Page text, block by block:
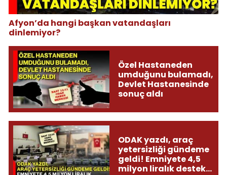
Afyon’da hangi başkan vatandaşları
dinlemiyor?
Özel Hastaneden
umduğunu bulamadı,
Devlet Hastanesinde
sonuç aldı
ODAK yazdı, araç
yetersizliği gündeme
geldi! Emniyete 4,5
milyon liralık destek